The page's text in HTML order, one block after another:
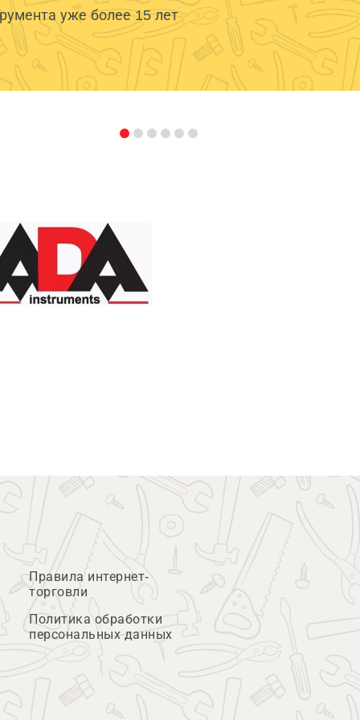
уже более 15 лет
Правила интернет-
торговли
Политика обработки
персональных данных